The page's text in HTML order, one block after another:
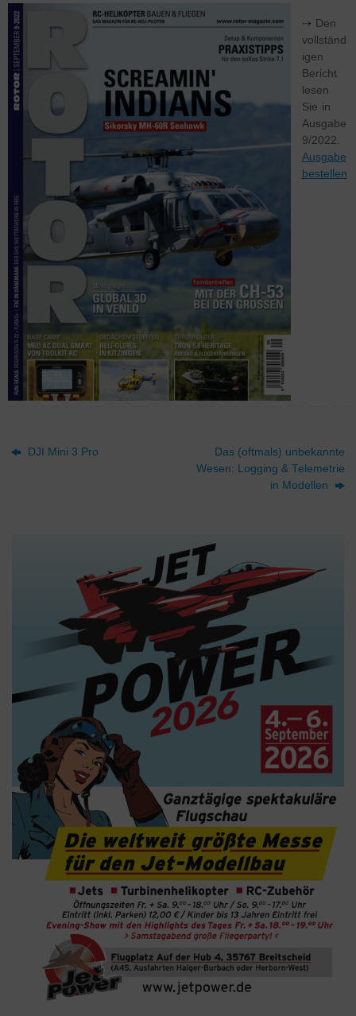
⇢ Den
vollständ
igen
Bericht
lesen
Sie in
Ausgabe
9/2022.
Ausgabe
bestellen
DJI Mini 3 Pro
Das (oftmals) unbekannte
Wesen: Logging & Telemetrie
in Modellen